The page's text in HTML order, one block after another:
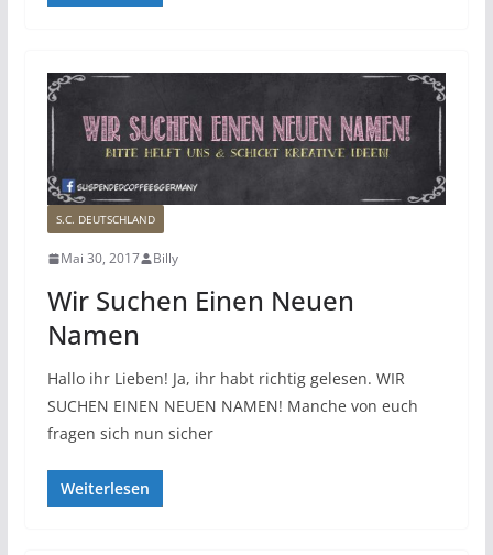
S.C. DEUTSCHLAND
Mai 30, 2017 Billy
Wir Suchen Einen Neuen
Namen
Hallo ihr Lieben! Ja, ihr habt richtig gelesen. WIR
SUCHEN EINEN NEUEN NAMEN! Manche von euch
fragen sich nun sicher
Weiterlesen